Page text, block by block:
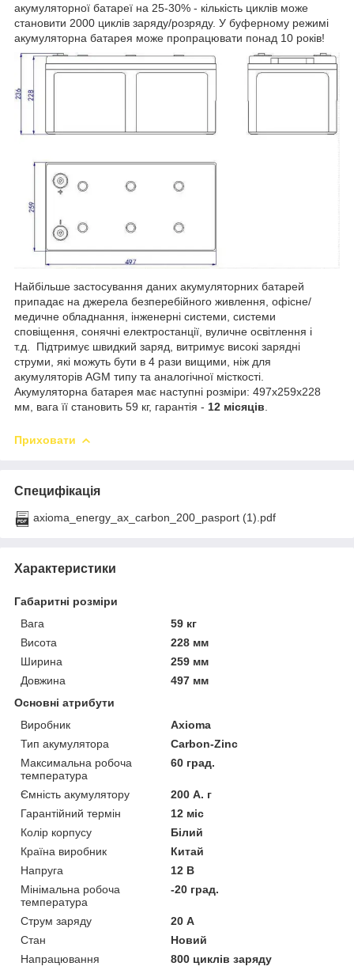
акумуляторної батареї на 25-30% - кількість циклів може
становити 2000 циклів заряду/розряду. У буферному режимі
акумуляторна батарея може пропрацювати понад 10 років!
Найбільше застосування даних акумуляторних батарей
припадає на джерела безперебійного живлення, офісне/
медичне обладнання, інженерні системи, системи
сповіщення, сонячні електростанції, вуличне освітлення і
т.д. Підтримує швидкий заряд, витримує високі зарядні
струми, які можуть бути в 4 рази вищими, ніж для
акумуляторів AGM типу та аналогічної місткості.
Акумуляторна батарея має наступні розміри: 497х259х228
мм, вага її становить 59 кг, гарантія - 12 місяців
Приховати
Специфікація
axioma_energy_ax_carbon_200_pasport (1).pdf
Характеристики
Габаритні розміри
Вага
59 кг
Висота
228 мм
Ширина
259 мм
Довжина
497 мм
Основні атрибути
Виробник
Axioma
Тип акумулятора
Carbon-Zinc
Максимальна робоча
температура
60 град.
Ємність акумулятору
200 А. г
Гарантійний термін
12 міс
Колір корпусу
Білий
Країна виробник
Китай
Напруга
12 В
Мінімальна робоча
температура
-20 град.
Струм заряду
20 А
Стан
Новий
Напрацювання
800 циклів заряду